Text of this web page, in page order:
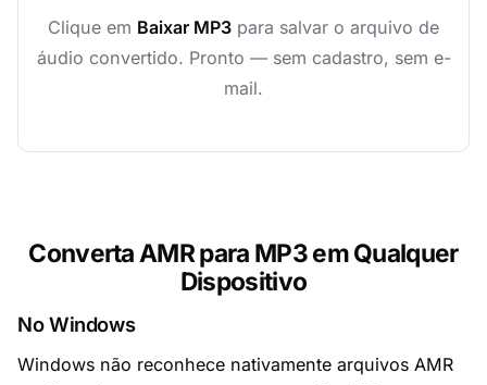
Clique em Baixar MP3 para salvar o arquivo de
áudio convertido. Pronto — sem cadastro, sem e-
mail.
Converta AMR para MP3 em Qualquer
Dispositivo
No Windows
Windows não reconhece nativamente arquivos AMR